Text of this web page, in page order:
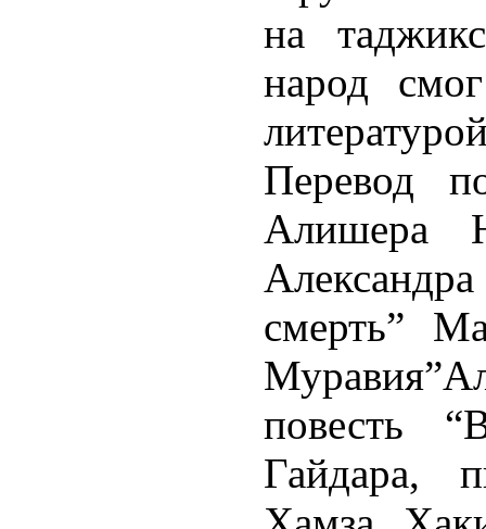
на
народ
Перевод
Алишера
смерть”
повесть
Гайдара,